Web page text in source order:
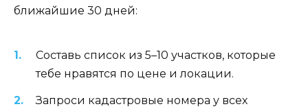
ближайшие 30 дней:
Составь список из 5–10 участков, которые
тебе нравятся по цене и локации.
Запроси кадастровые номера у всех